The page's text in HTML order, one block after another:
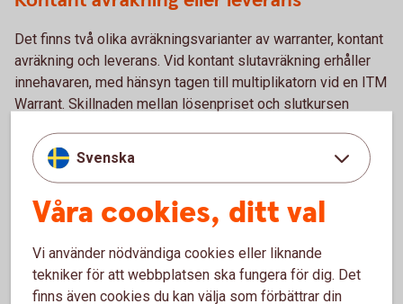
Det finns två olika avräkningsvarianter av warranter, kontant
avräkning och leverans. Vid kontant slutavräkning erhåller
innehavaren, med hänsyn tagen till multiplikatorn vid en ITM
Warrant. Skillnaden mellan lösenpriset och slutkursen
Vid fysisk leverans erhåller innehavaren det underliggande.
Warranter emitterade av Sparbanken Sjuhärad har kontant
Avtal eller värdepapper
Warranter är värdepapper. Varje warrant beskrivs och
Svenska
Våra cookies, ditt val
Vi använder nödvändiga cookies eller liknande
tekniker för att webbplatsen ska fungera för dig. Det
finns även cookies du kan välja som förbättrar din